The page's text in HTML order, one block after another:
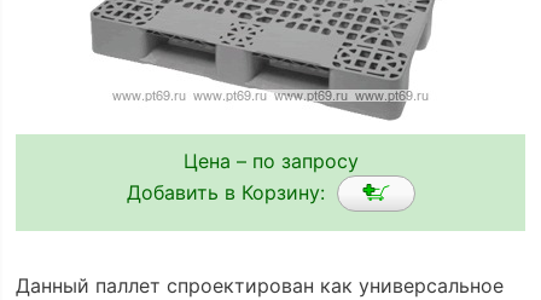
Цена – по запросу
Добавить в Корзину:
Данный паллет спроектирован как универсальное